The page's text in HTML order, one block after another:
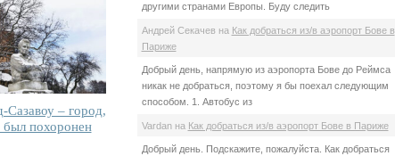
Сазавоу – город,
был похоронен
другими странами Европы. Буду следить
Андрей Секачев на Как добраться из/в аэропорт Бове в
Париже
Добрый день, напрямую из аэропорта Бове до Реймса
никак не добраться, поэтому я бы поехал следующим
способом. 1. Автобус из
Vardanна Как добраться из/в аэропорт Бове в Париже
Добрый день. Подскажите, пожалуйста. Как добраться